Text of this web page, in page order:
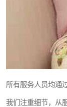
所有服务人员均通
我们注重细节，从